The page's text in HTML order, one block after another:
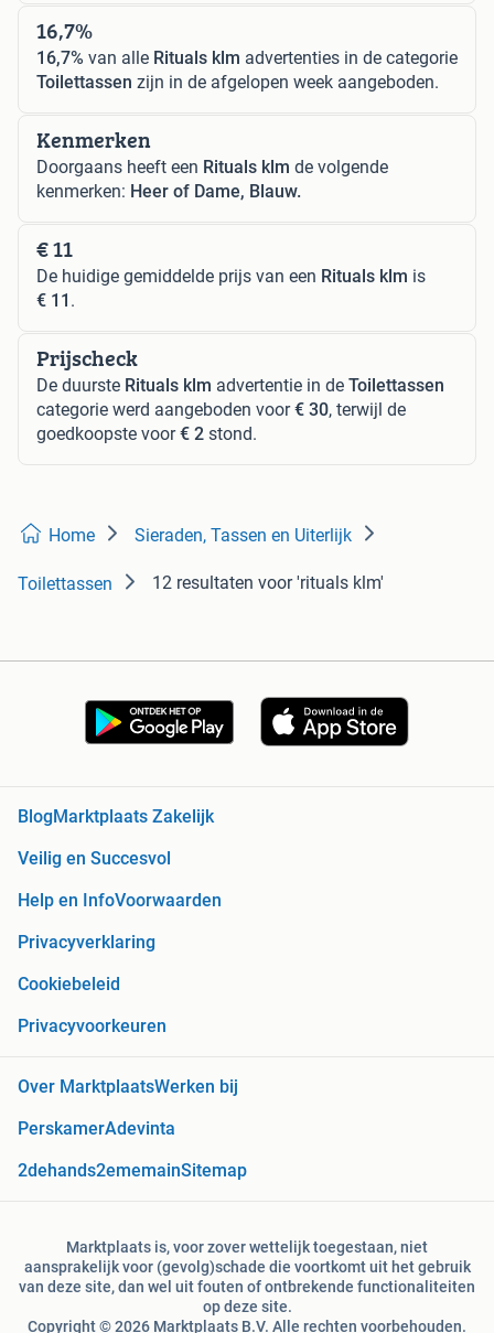
16,7%
16,7% van alle Rituals klm advertenties in de categorie
Toilettassen zijn in de afgelopen week aangeboden.
Kenmerken
Doorgaans heeft een Rituals klm de volgende
kenmerken: Heer of Dame, Blauw.
€ 11
De huidige gemiddelde prijs van een Rituals klm is
€ 11 .
Prijscheck
De duurste Rituals klm advertentie in de Toilettassen
categorie werd aangeboden voor€ 30, terwijl de
goedkoopste voor€ 2 stond.
Home Sieraden, Tassen en Uiterlijk
Toilettassen 12 resultaten voor 'rituals klm'
Blog Marktplaats Zakelijk
Veilig en Succesvol
Help en InfoVoorwaarden
Privacyverklaring
Cookiebeleid
Privacyvoorkeuren
Over MarktplaatsWerken bij
PerskamerAdevinta
2dehands2ememainSitemap
Marktplaats is, voor zover wettelijk toegestaan, niet
aansprakelijk voor (gevolg)schade die voortkomt uit het gebruik
van deze site, dan wel uit fouten of ontbrekende functionaliteiten
op deze site.
Copyright © 2026 Marktplaats B.V. Alle rechten voorbehouden.